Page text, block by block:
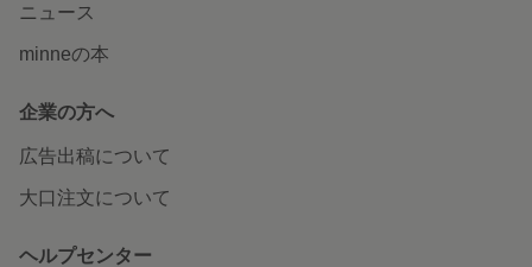
ニュース
minneの本
企業の方へ
広告出稿について
大口注文について
ヘルプセンター